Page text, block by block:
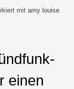
mit amy louise
einen